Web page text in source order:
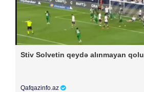
Stiv Solvetin qeydə alınmayan qolu
Qafqazinfo.az